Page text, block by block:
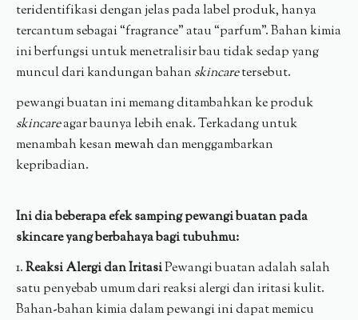
teridentifikasi dengan jelas pada label produk, hanya
tercantum sebagai “fragrance” atau “parfum”. Bahan kimia
ini berfungsi untuk menetralisir bau tidak sedap yang
muncul dari kandungan bahan skincaretersebut.
pewangi buatan ini memang ditambahkan ke produk
skincareagar baunya lebih enak. Terkadang untuk
menambah kesan mewahdan menggambarkan
kepribadian.
Ini dia beberapa efek samping pewangi buatan pada
skincare yang berbahaya bagi tubuhmu:
1.Reaksi Alergi dan IritasiPewangi buatan adalah salah
satu penyebab umum dari reaksi alergi dan iritasi kulit.
Bahan-bahan kimia dalam pewangi ini dapat memicu